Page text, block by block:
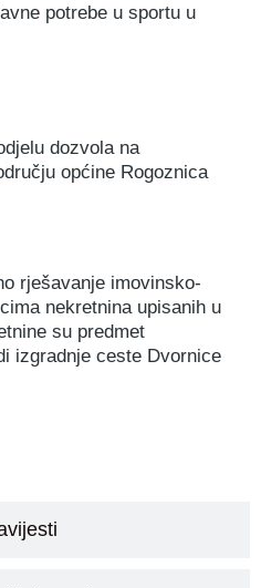
potrebe u sportu u
dozvola na
općine Rogoznica
rješavanje imovinsko-
nekretnina upisanih u
su predmet
izgradnje ceste Dvornice